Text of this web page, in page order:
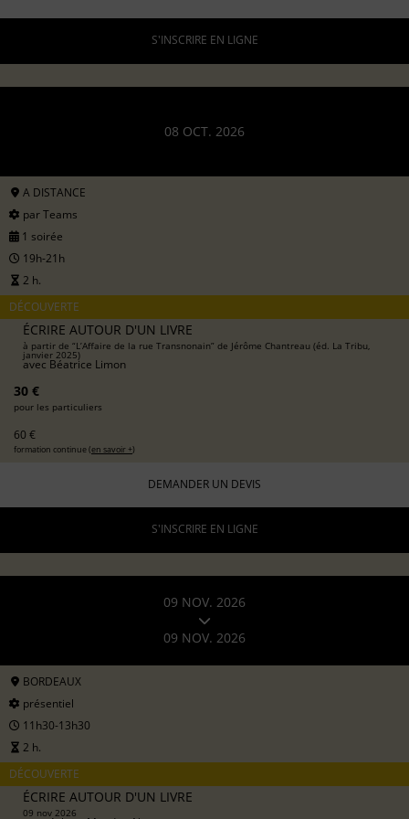
S'INSCRIRE EN LIGNE
08 OCT. 2026
A DISTANCE
par Teams
1 soirée
19h-21h
2 h.
DÉCOUVERTE
ÉCRIRE AUTOUR D'UN LIVRE
à partir de “L’Affaire de la rue Transnonain” de Jérôme Chantreau (éd. La Tribu,
janvier 2025)
avec Béatrice Limon
30 €
pour les particuliers
60 €
formation continue (en savoir +)
DEMANDER UN DEVIS
S'INSCRIRE EN LIGNE
09 NOV. 2026
09 NOV. 2026
BORDEAUX
présentiel
11h30-13h30
2 h.
DÉCOUVERTE
ÉCRIRE AUTOUR D'UN LIVRE
09 nov 2026